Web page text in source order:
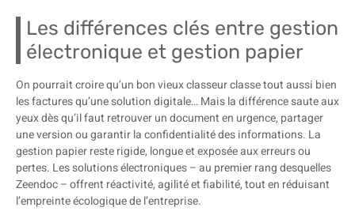
Les différences clés entre gestion
électronique et gestion papier
On pourrait croire qu’un bon vieux classeur classe tout aussi bien
les factures qu’une solution digitale… Mais la différence saute aux
yeux dès qu’il faut retrouver un document en urgence, partager
une version ou garantir la confidentialité des informations. La
gestion papier reste rigide, longue et exposée aux erreurs ou
pertes. Les solutions électroniques – au premier rang desquelles
Zeendoc – offrent réactivité, agilité et fiabilité, tout en réduisant
l’empreinte écologique de l’entreprise.